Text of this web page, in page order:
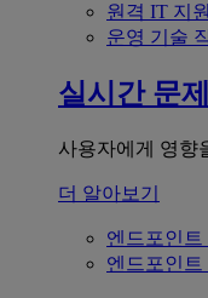
원격 IT 지원
운영 기술
실시간 문
사용자에게 영향
더 알아보기
엔드포인트
엔드포인트